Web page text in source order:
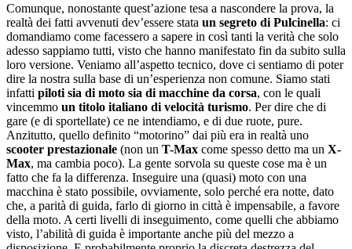
Comunque, nonostante quest’azione tesa a nascondere la prova, la
realtà dei fatti avvenuti dev’essere stata un segreto di Pulcinella: ci
domandiamo come facessero a sapere in così tanti la verità che solo
adesso sappiamo tutti, visto che hanno manifestato fin da subito sulla
loro versione. Veniamo all’aspetto tecnico, dove ci sentiamo di poter
dire la nostra sulla base di un’esperienza non comune. Siamo stati
infatti piloti sia di moto sia di macchine da corsa, con le quali
vincemmo un titolo italiano di velocità turismo. Per dire che di
gare (e di sportellate) ce ne intendiamo, e di due ruote, pure.
Anzitutto, quello definito “motorino” dai più era in realtà uno
scooter prestazionale (non un T-Max come spesso detto ma un X-
Max, ma cambia poco). La gente sorvola su queste cose ma è un
fatto che fa la differenza. Inseguire una (quasi) moto con una
macchina è stato possibile, ovviamente, solo perché era notte, dato
che, a parità di guida, farlo di giorno in città è impensabile, a favore
della moto. A certi livelli di inseguimento, come quelli che abbiamo
visto, l’abilità di guida è importante anche più del mezzo a